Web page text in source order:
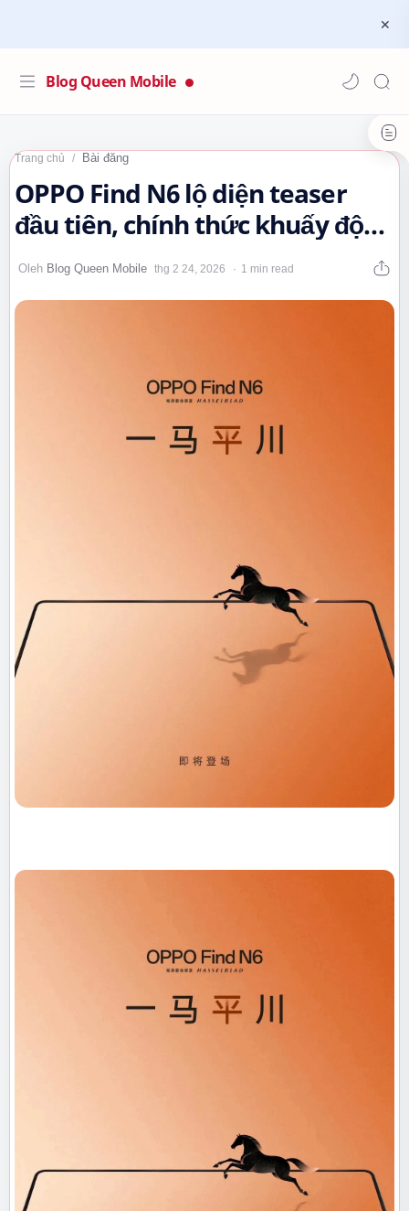
Blog Queen Mobile
Trang chủ Bài đăng
OPPO Find N6 lộ diện teaser
đầu tiên, chính thức khuấy động
phân khúc smartphone gập
cao…
1 min read